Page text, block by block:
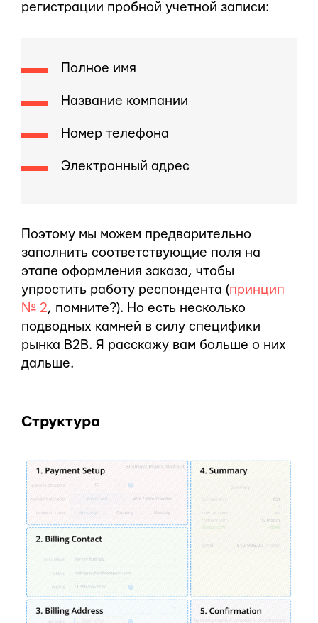
регистрации пробной учетной записи:
Полное имя
Название компании
Номер телефона
Электронный адрес
Поэтому мы можем предварительно
заполнить соответствующие поля на
этапе оформления заказа, чтобы
упростить работу респондента (принцип
№ 2, помните?). Но есть несколько
подводных камней в силу специфики
рынка B2B. Я расскажу вам больше о них
дальше.
Структура